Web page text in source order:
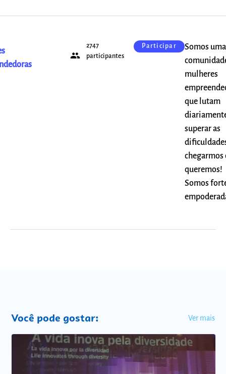
people
2747
participantes
Participar
Somos uma
mulheres
que lutam
superar as
chegarmos
queremos!
Somos
Você pode gostar: Ver mais